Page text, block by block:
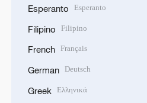
Esperanto Esperanto
Filipino Filipino
French Français
German Deutsch
Greek Ελληνικά